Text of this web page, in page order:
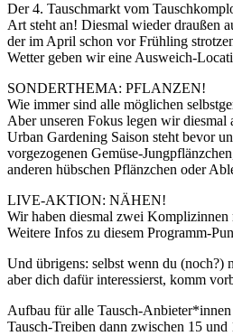
Der 4. Tauschmarkt vom
Art steht an! Diesmal wieder draußen
der im April schon vor Frühling
Wetter geben wir eine Ausweich-
SONDERTHEMA: PFLANZEN!
Wie immer sind alle möglichen
Aber unseren Fokus legen wir diesmal
Urban Gardening Saison steht bevor
vorgezogenen Gemüse-
anderen hübschen Pflänzchen oder
LIVE-AKTION: NÄHEN!
Wir haben diesmal zwei Komplizinnen
Weitere Infos zu diesem Programm-
Und übrigens: selbst wenn du (noch?)
aber dich dafür interessierst, komm
Aufbau für alle Tausch-
Tausch-Treiben dann zwischen 15 und